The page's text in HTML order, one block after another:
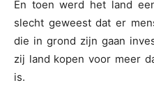
En toen werd het land
slecht geweest dat er
die in grond zijn gaan
zij land kopen voor meer
is.